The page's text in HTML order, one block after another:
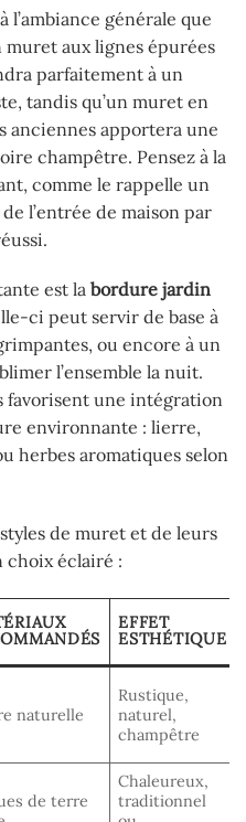
l’ambiance générale que
aux lignes épurées
parfaitement à un
tandis qu’un muret en
anciennes apportera une
champêtre. Pensez à la
comme le rappelle un
l’entrée de maison par
est la bordure jardin
ci peut servir de base à
ou encore à un
l’ensemble la nuit.
favorisent une intégration
environnante : lierre,
herbes aromatiques selon
de muret et de leurs
choix éclairé :
EFFET
ESTHÉTIQUE
naturelle
Rustique,
naturel,
champêtre
de terre
Chaleureux,
traditionnel